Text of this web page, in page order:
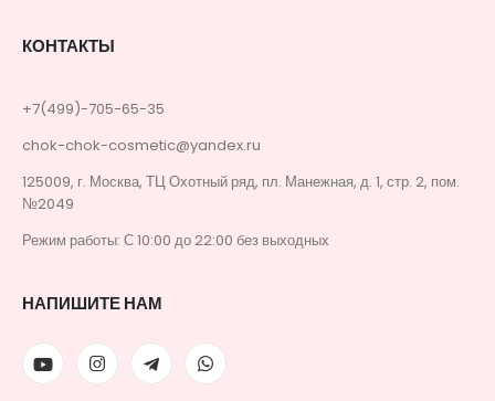
КОНТАКТЫ
+7(499)-705-65-35
chok-chok-cosmetic@yandex.ru
125009, г. Москва, ТЦ Охотный ряд, пл. Манежная, д. 1, стр. 2, пом.
№2049
Режим работы: С 10:00 до 22:00 без выходных
НАПИШИТЕ НАМ